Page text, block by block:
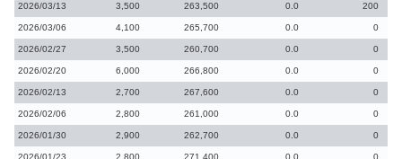
2026/03/13 3,500 263,500 0.0 200
2026/03/06 4,100 265,700 0.0 0
2026/02/27 3,500 260,700 0.0 0
2026/02/20 6,000 266,800 0.0 0
2026/02/13 2,700 267,600 0.0 0
2026/02/06 2,800 261,000 0.0 0
2026/01/30 2,900 262,700 0.0 0
2026/01/23 2,800 271,400 0.0 0